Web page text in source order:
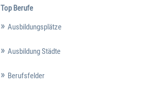
Top Berufe
Ausbildungsplätze
Ausbildung Städte
Berufsfelder